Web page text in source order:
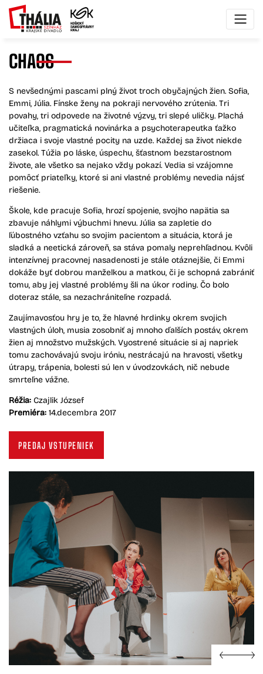
CHAOS
S nevšednými pascami plný život troch obyčajných žien. Sofia,
Emmi, Júlia. Fínske ženy na pokraji nervového zrútenia. Tri
povahy, tri odpovede na životné výzvy, tri slepé uličky. Plachá
učiteľka, pragmatická novinárka a psychoterapeutka ťažko
držiaca i svoje vlastné pocity na uzde. Každej sa život niekde
zasekol. Túžia po láske, úspechu, šťastnom bezstarostnom
živote, ale všetko sa nejako vždy pokazí. Vedia si vzájomne
pomôcť priateľky, ktoré si ani vlastné problémy nevedia nájsť
riešenie.
Škole, kde pracuje Sofia, hrozí spojenie, svojho napätia sa
zbavuje náhlymi výbuchmi hnevu. Júlia sa zapletie do
ľúbostného vzťahu so svojim pacientom a situácia, ktorá je
sladká a neetická zároveň, sa stáva pomaly neprehľadnou. Kvôli
intenzívnej pracovnej nasadenosti je stále otáznejšie, či Emmi
dokáže byť dobrou manželkou a matkou, či je schopná zabrániť
tomu, aby jej vlastné problémy šli na úkor rodiny. Čo bolo
doteraz stále, sa nezachrániteľne rozpadá.
Zaujímavosťou hry je to, že hlavné hrdinky okrem svojich
vlastných úloh, musia zosobniť aj mnoho ďalších postáv, okrem
žien aj množstvo mužských. Vyostrené situácie si aj napriek
tomu zachovávajú svoju iróniu, nestrácajú na hravosti, všetky
útrapy, trápenia, bolesti sú len v úvodzovkách, nič nebude
smrteľne vážne.
Réžia: Czajlik József
Premiéra: 14.decembra 2017
PREDAJ VSTUPENIEK